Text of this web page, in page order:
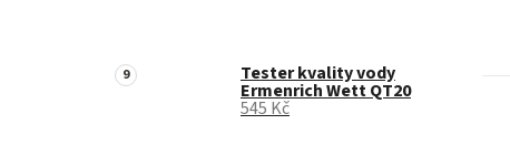
Tester kvality vody
Ermenrich Wett QT20
545 Kč